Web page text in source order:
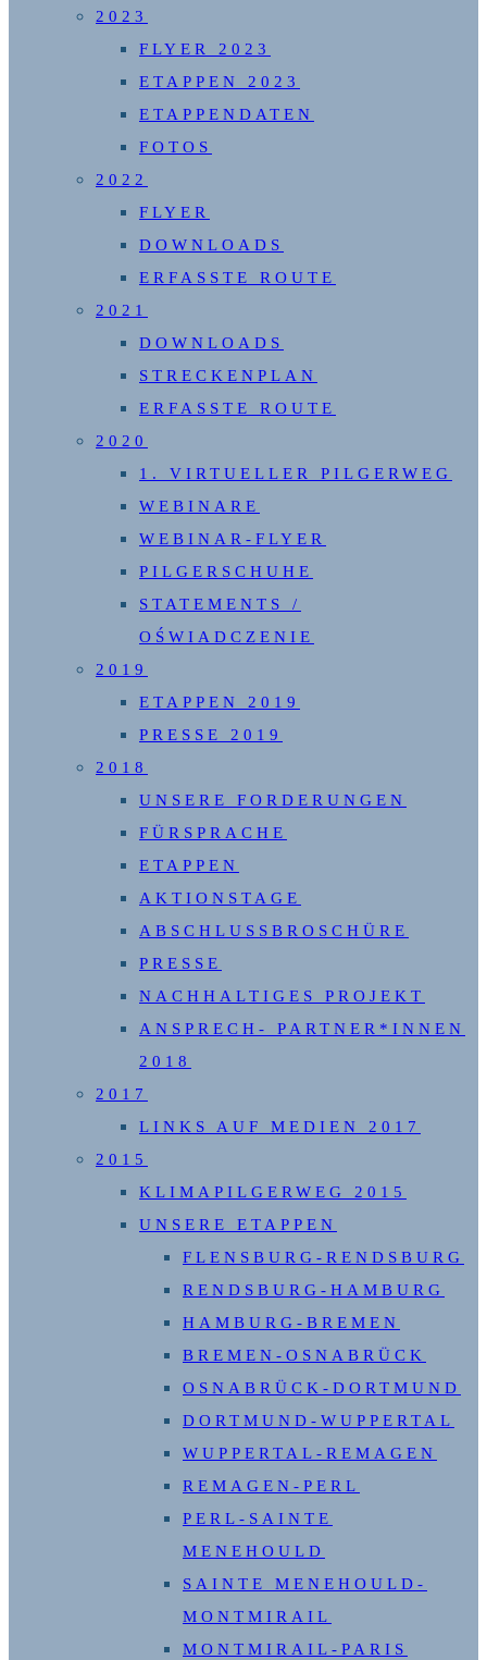
2023
FLYER 2023
ETAPPEN 2023
ETAPPENDATEN
FOTOS
2022
FLYER
DOWNLOADS
ERFASSTE ROUTE
2021
DOWNLOADS
STRECKENPLAN
ERFASSTE ROUTE
2020
1. VIRTUELLER PILGERWEG
WEBINARE
WEBINAR-FLYER
PILGERSCHUHE
STATEMENTS /
OŚWIADCZENIE
2019
ETAPPEN 2019
PRESSE 2019
2018
UNSERE FORDERUNGEN
FÜRSPRACHE
ETAPPEN
AKTIONSTAGE
ABSCHLUSSBROSCHÜRE
PRESSE
NACHHALTIGES PROJEKT
ANSPRECH- PARTNER*INNEN
2018
2017
LINKS AUF MEDIEN 2017
2015
KLIMAPILGERWEG 2015
UNSERE ETAPPEN
FLENSBURG-RENDSBURG
RENDSBURG-HAMBURG
HAMBURG-BREMEN
BREMEN-OSNABRÜCK
OSNABRÜCK-DORTMUND
DORTMUND-WUPPERTAL
WUPPERTAL-REMAGEN
REMAGEN-PERL
PERL-SAINTE
MENEHOULD
SAINTE MENEHOULD-
MONTMIRAIL
MONTMIRAIL-PARIS